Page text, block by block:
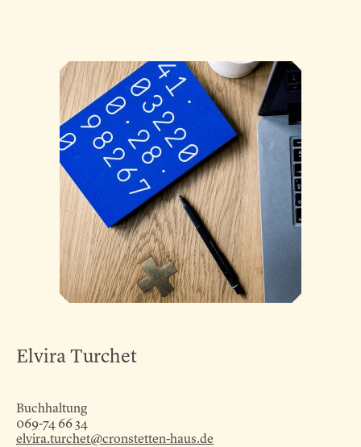
Elvira Turchet
Buchhaltung
069-74 66 34
elvira.turchet@cronstetten-haus.de